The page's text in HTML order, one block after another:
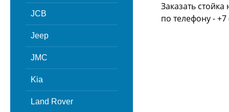
JCB
Jeep
JMC
Kia
Land Rover
Заказать
по телефону -